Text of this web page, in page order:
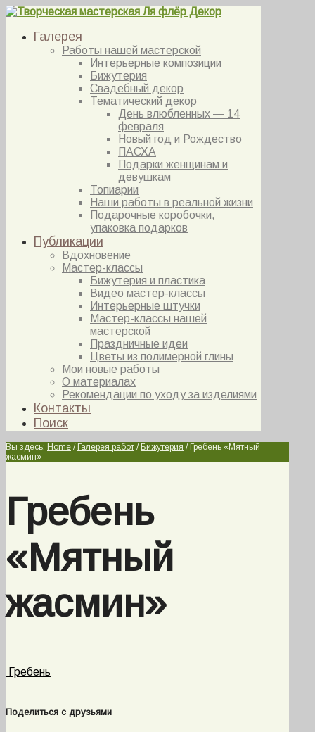
Галерея
Работы нашей мастерской
Интерьерные композиции
Бижутерия
Свадебный декор
Тематический декор
День влюбленных — 14
февраля
Новый год и Рождество
ПАСХА
Подарки женщинам и
девушкам
Топиарии
Наши работы в реальной жизни
Подарочные коробочки,
упаковка подарков
Публикации
Вдохновение
Мастер-классы
Бижутерия и пластика
Видео мастер-классы
Интерьерные штучки
Мастер-классы нашей
мастерской
Праздничные идеи
Цветы из полимерной глины
Мои новые работы
О материалах
Рекомендации по уходу за изделиями
Контакты
Поиск
Вы здесь: Home / Галерея работ / Бижутерия / Гребень «Мятный
жасмин»
Гребень
«Мятный
жасмин»
Гребень
Поделиться с друзьями